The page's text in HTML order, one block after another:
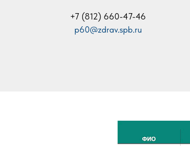
+7 (812) 660-47-46
p60@zdrav.spb.ru